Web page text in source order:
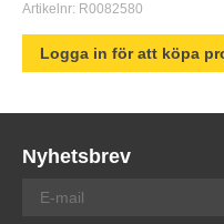
Artikelnr: R0082580
Logga in för att köpa
Nyhetsbrev